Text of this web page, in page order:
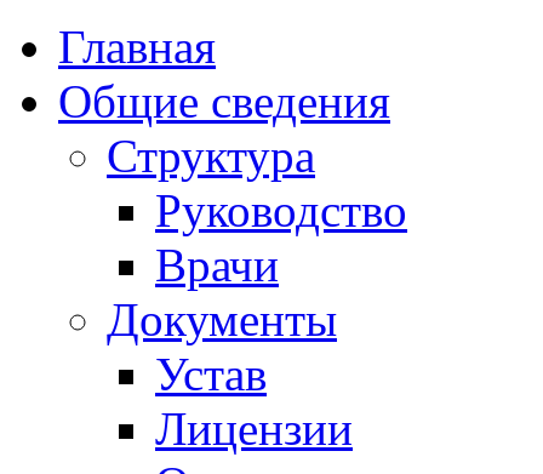
Главная
Общие сведения
Структура
Руководство
Врачи
Документы
Устав
Лицензии